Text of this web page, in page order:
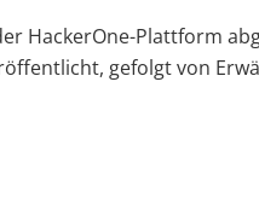
HackerOne-Plattform
gefolgt von